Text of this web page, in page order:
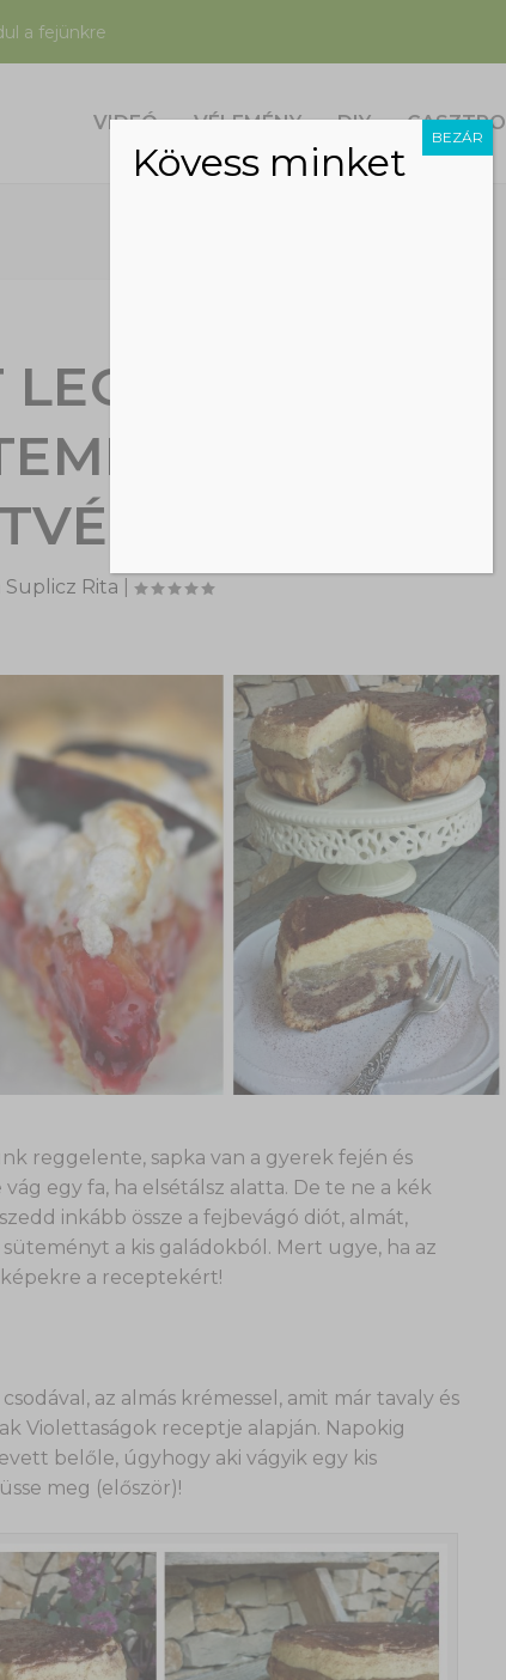
a fejünkre
VIDEÓ VÉLEMÉNY DIY GASZTRO
A
Suplicz Rita
reggelente, sapka van a gyerek fején és
egy fa, ha elsétálsz alatta. De te ne a kék
inkább össze a fejbevágó diót, almát,
a kis galádokból. Mert ugye, ha az
a receptekért!
az almás krémessel, amit már tavaly és
Violettaságok receptje alapján. Napokig
belőle, úgyhogy aki vágyik egy kis
meg (először)!
Kövess minket
BEZÁR